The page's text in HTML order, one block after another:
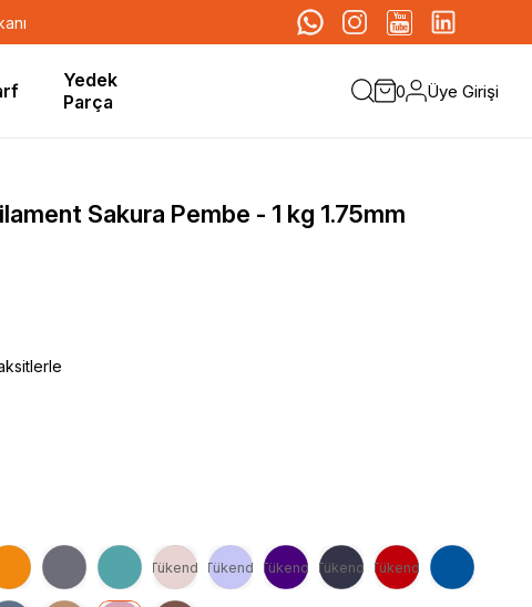
Yedek
Parça
0 Üye Girişi
Sakura Pembe - 1 kg 1.75mm
Tükendi Tükendi Tükendi Tükendi Tükendi